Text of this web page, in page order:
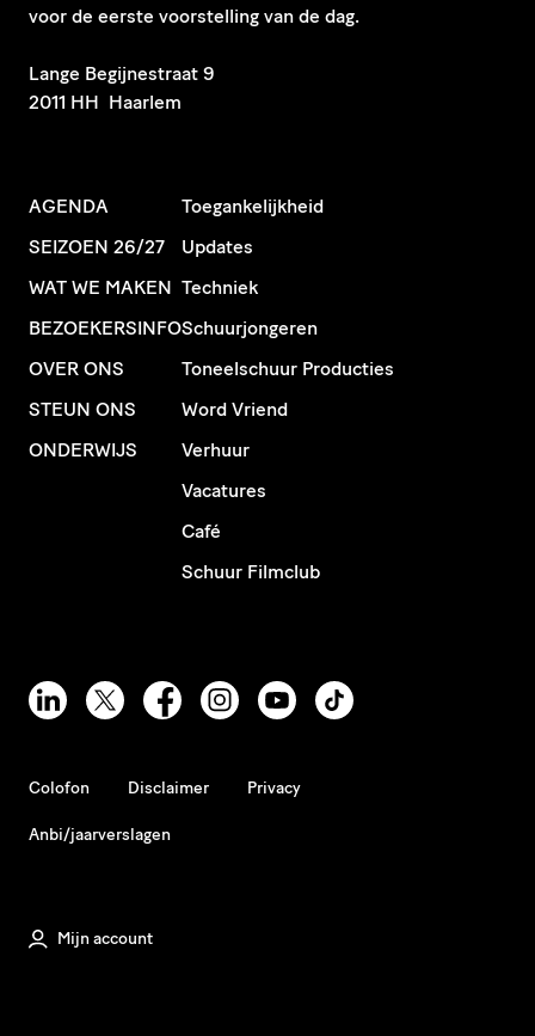
voor de eerste voorstelling van de dag.
​Lange Begijnestraat 9
2011 HH Haarlem
AGENDA
SEIZOEN 26/27
WAT WE MAKEN
BEZOEKERSINFO
OVER ONS
STEUN ONS
ONDERWIJS
Toegankelijkheid
Updates
Techniek
Schuurjongeren
Toneelschuur Producties
Word Vriend
Verhuur
Vacatures
Café
Schuur Filmclub
Colofon Disclaimer Privacy
Anbi/jaarverslagen
Mijn account